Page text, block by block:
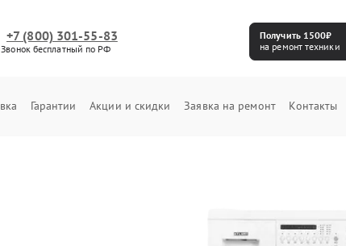
+7 (800) 301-55-83
Звонок бесплатный по РФ
Получить 1500₽
на ремонт техники
Гарантии Акции и скидки Заявка на ремонт Контакты